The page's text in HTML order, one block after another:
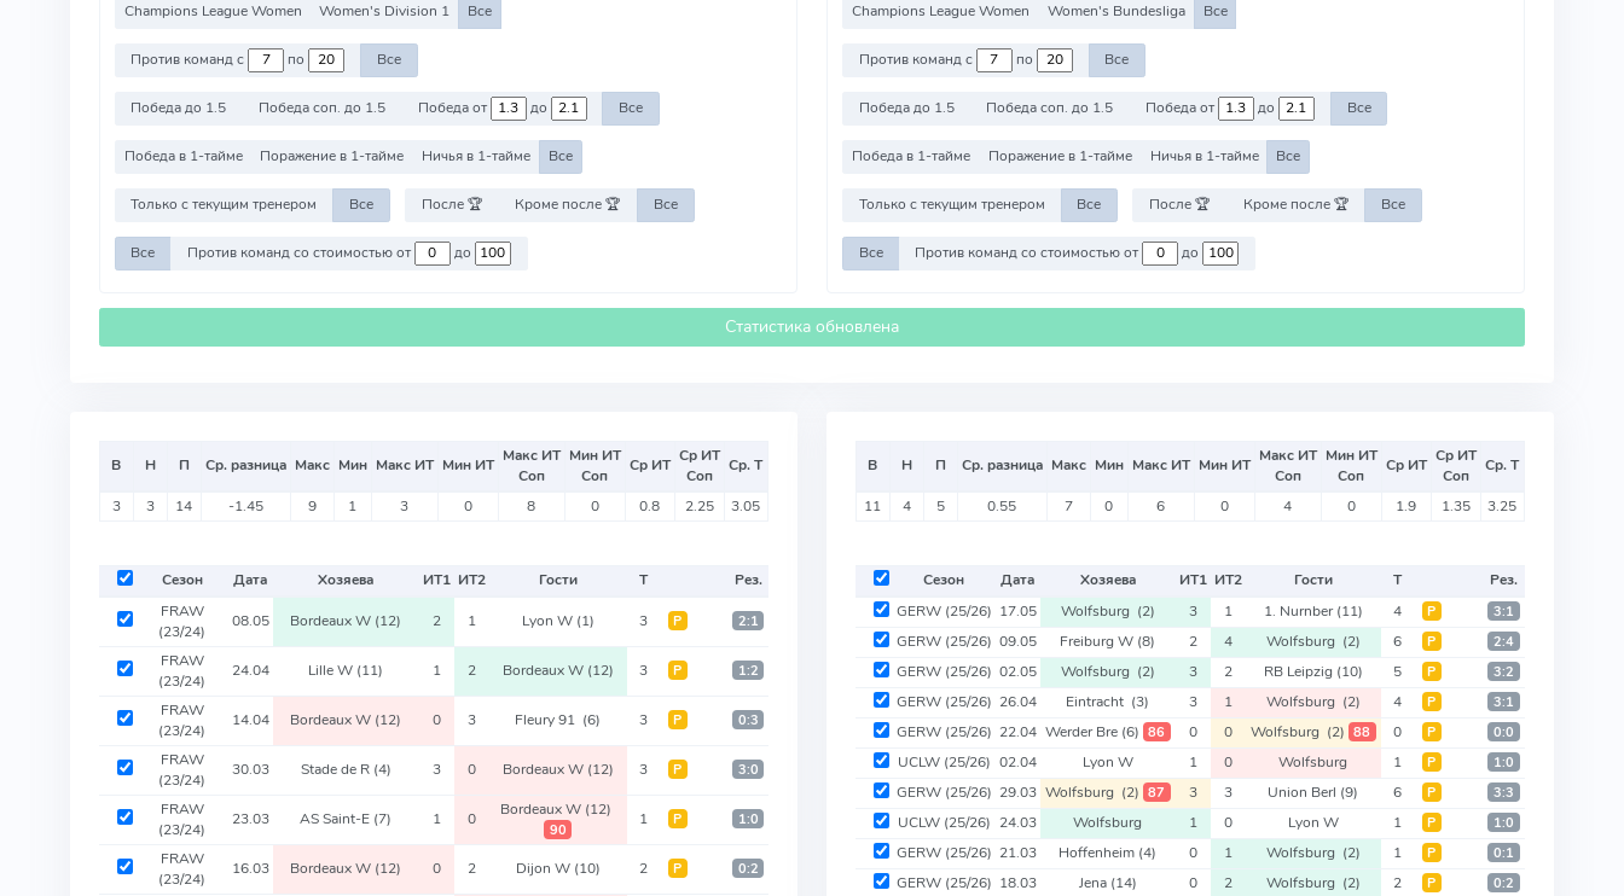
Champions League Women Women's Division 1 Все
Против команд с по Все
Победа до 1.5 Победа соп. до 1.5 Победа от до Все
Победа в 1-тайме Поражение в 1-тайме Ничья в 1-тайме Все
Только с текущим тренером Все После 🏆 Кроме после 🏆 Все
Все Против команд со стоимостью от до
Champions League Women Women's Bundesliga Все
Против команд с по Все
Победа до 1.5 Победа соп. до 1.5 Победа от до Все
Победа в 1-тайме Поражение в 1-тайме Ничья в 1-тайме Все
Только с текущим тренером Все После 🏆 Кроме после 🏆 Все
Все Против команд со стоимостью от до
Статистика обновлена
В Н П Ср. разница Макс Мин Макс ИТ Мин ИТ Макс ИТ
Соп
Мин ИТ
Соп
Ср ИТ Ср ИТ
Соп
Ср. Т
3 3 14 -1.45 9 1 3 0 8 0 0.8 2.25 3.05
Сезон Дата Хозяева ИТ1 ИТ2 Гости Т
Рез.
FRAW
(23/24)
08.05 Bordeaux W (12) 2 1 Lyon W (1) 3 Р 2:1
FRAW
(23/24)
24.04 Lille W (11) 1 2 Bordeaux W (12) 3 Р 1:2
FRAW
(23/24)
14.04 Bordeaux W (12) 0 3 Fleury 91 (6) 3 Р 0:3
FRAW
(23/24)
30.03 Stade de R (4) 3 0 Bordeaux W (12) 3 Р 3:0
FRAW
(23/24)
23.03 AS Saint-E (7) 1 0 Bordeaux W (12)
90
1 Р 1:0
FRAW
(23/24)
16.03 Bordeaux W (12) 0 2 Dijon W (10) 2 Р 0:2
В Н П Ср. разница Макс Мин Макс ИТ Мин ИТ Макс ИТ
Соп
Мин ИТ
Соп
Ср ИТ Ср ИТ
Соп
Ср. Т
11 4 5 0.55 7 0 6 0 4 0 1.9 1.35 3.25
Сезон Дата Хозяева ИТ1 ИТ2 Гости Т
Рез.
GERW (25/26) 17.05 Wolfsburg (2) 3 1 1. Nurnber(11) 4 Р 3:1
GERW (25/26) 09.05 Freiburg W (8) 2 4 Wolfsburg (2) 6 Р 2:4
GERW (25/26) 02.05 Wolfsburg (2) 3 2 RB Leipzig (10) 5 Р 3:2
GERW (25/26) 26.04 Eintracht (3) 3 1 Wolfsburg (2) 4 Р 3:1
GERW (25/26) 22.04 Werder Bre (6) 86 0 0 Wolfsburg (2) 88 0 Р 0:0
UCLW (25/26) 02.04 Lyon W 1 0 Wolfsburg 1 Р 1:0
GERW (25/26) 29.03 Wolfsburg (2) 87 3 3 Union Berl (9) 6 Р 3:3
UCLW (25/26) 24.03 Wolfsburg 1 0 Lyon W 1 Р 1:0
GERW (25/26) 21.03 Hoffenheim (4) 0 1 Wolfsburg (2) 1 Р 0:1
GERW (25/26) 18.03 Jena (14) 0 2 Wolfsburg (2) 2 Р 0:2